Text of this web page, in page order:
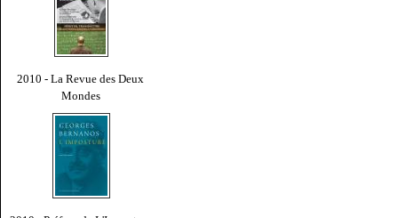
2010 - La Revue des Deux
Mondes